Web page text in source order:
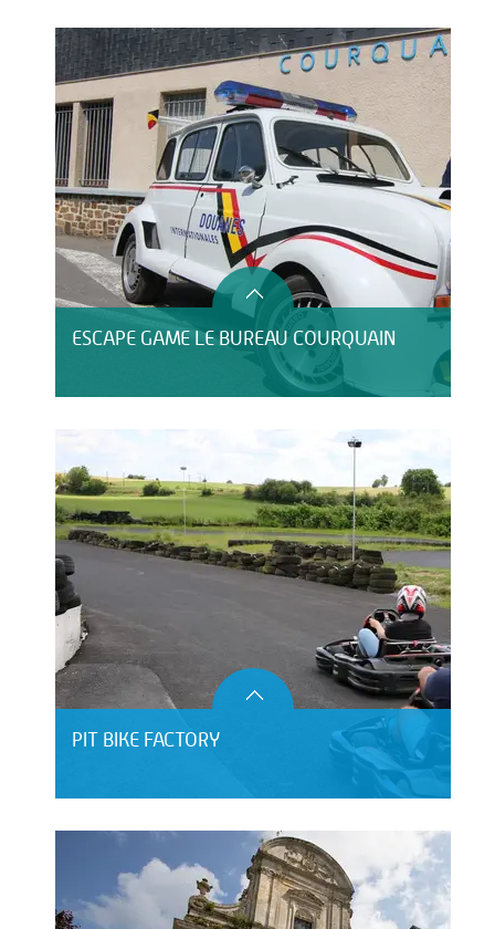
ESCAPE GAME LE BUREAU COURQUAIN
PIT BIKE FACTORY